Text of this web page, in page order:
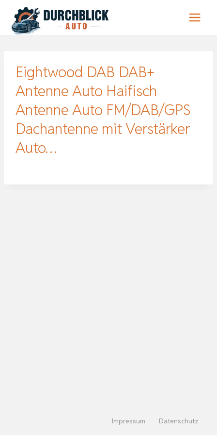
Inhalt
springen
Eightwood DAB DAB+
Antenne Auto Haifisch
Antenne Auto FM/DAB/GPS
Dachantenne mit Verstärker
Auto…
Impressum Datenschutz